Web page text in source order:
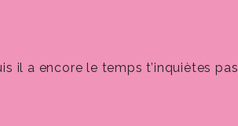
il a encore le temps t’inquiètes pas